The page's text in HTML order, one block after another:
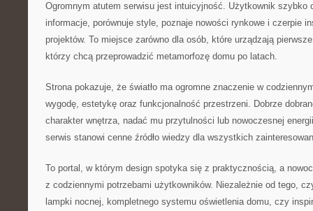
Ogromnym atutem serwisu jest intuicyjność. Użytkownik szybko
informacje, porównuje style, poznaje nowości rynkowe i czerpie
projektów. To miejsce zarówno dla osób, które urządzają
którzy chcą przeprowadzić metamorfozę domu po latach.
Strona pokazuje, że światło ma ogromne znaczenie w
wygodę, estetykę oraz funkcjonalność przestrzeni. Dobrze
charakter wnętrza, nadać mu przytulności lub nowoczesnej
serwis stanowi cenne źródło wiedzy dla wszystkich
To portal, w którym design spotyka się z praktycznością, a
z codziennymi potrzebami użytkowników. Niezależnie od tego,
lampki nocnej, kompletnego systemu oświetlenia domu, czy